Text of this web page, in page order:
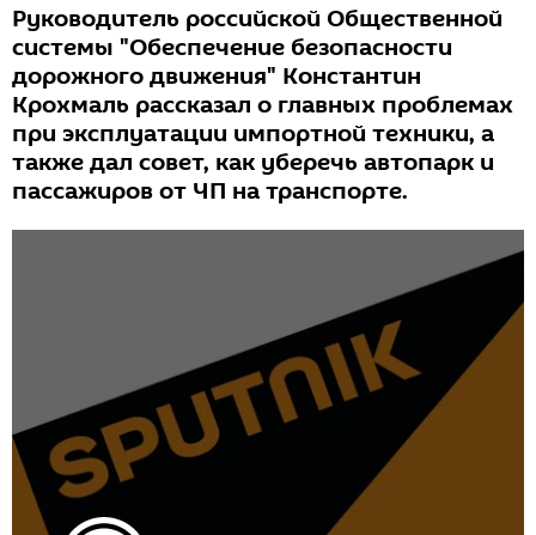
Руководитель российской Общественной
системы "Обеспечение безопасности
дорожного движения" Константин
Крохмаль рассказал о главных проблемах
при эксплуатации импортной техники, а
также дал совет, как уберечь автопарк и
пассажиров от ЧП на транспорте.